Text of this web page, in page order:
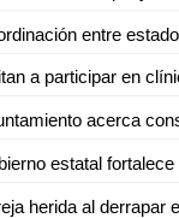
herida al derrapar